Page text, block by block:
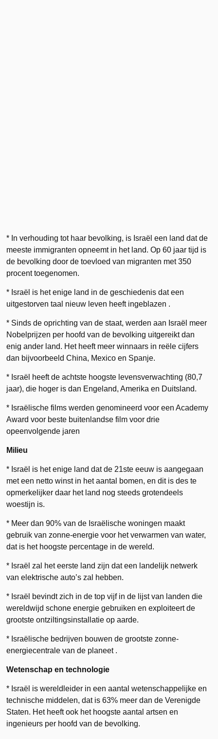
* In verhouding tot haar bevolking, is Israël een land dat de
meeste immigranten opneemt in het land. Op 60 jaar tijd is
de bevolking door de toevloed van migranten met 350
procent toegenomen.
* Israël is het enige land in de geschiedenis dat een
uitgestorven taal nieuw leven heeft ingeblazen .
* Sinds de oprichting van de staat, werden aan Israël meer
Nobelprijzen per hoofd van de bevolking uitgereikt dan
enig ander land. Het heeft meer winnaars in reële cijfers
dan bijvoorbeeld China, Mexico en Spanje.
* Israël heeft de achtste hoogste levensverwachting (80,7
jaar), die hoger is dan Engeland, Amerika en Duitsland.
* Israëlische films werden genomineerd voor een Academy
Award voor beste buitenlandse film voor drie
opeenvolgende jaren
Milieu
* Israël is het enige land dat de 21ste eeuw is aangegaan
met een netto winst in het aantal bomen, en dit is des te
opmerkelijker daar het land nog steeds grotendeels
woestijn is.
* Meer dan 90% van de Israëlische woningen maakt
gebruik van zonne-energie voor het verwarmen van water,
dat is het hoogste percentage in de wereld.
* Israël zal het eerste land zijn dat een landelijk netwerk
van elektrische auto’s zal hebben.
* Israël bevindt zich in de top vijf in de lijst van landen die
wereldwijd schone energie gebruiken en exploiteert de
grootste ontziltingsinstallatie op aarde.
* Israëlische bedrijven bouwen de grootste zonne-
energiecentrale van de planeet .
Wetenschap en technologie
* Israël is wereldleider in een aantal wetenschappelijke en
technische middelen, dat is 63% meer dan de Verenigde
Staten. Het heeft ook het hoogste aantal artsen en
ingenieurs per hoofd van de bevolking.